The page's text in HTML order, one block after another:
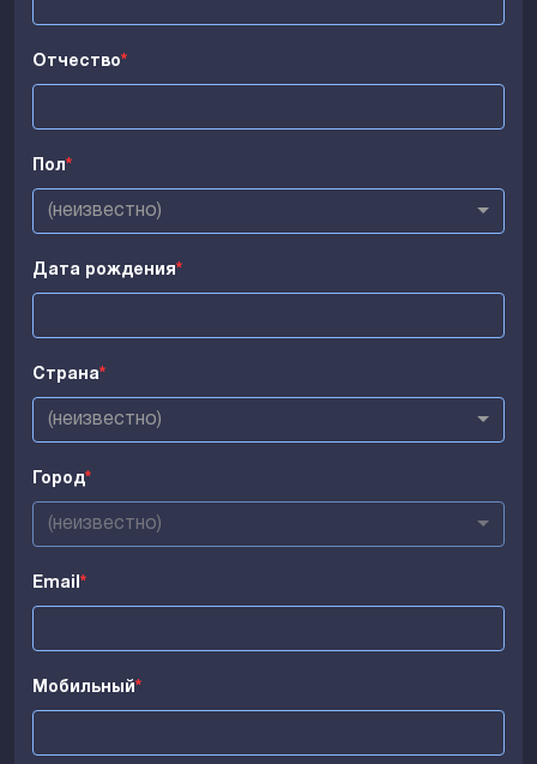
Отчество*
Пол*
(неизвестно)
Дата рождения*
Страна*
(неизвестно)
Город*
(неизвестно)
Email *
Мобильный*